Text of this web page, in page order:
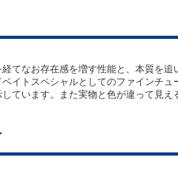
てなお存在感を増す性能と、本質を
イトスペシャルとしてのファインチ
ています。また実物と色が違って見え